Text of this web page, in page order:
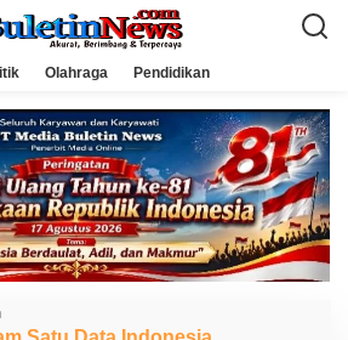
Olahraga Pendidikan
e